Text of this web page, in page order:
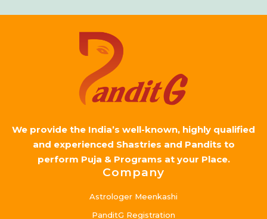
We provide the India’s well-known, highly qualified
and experienced Shastries and Pandits to
perform Puja & Programs at your Place.
Company
Astrologer Meenkashi
PanditG Registration